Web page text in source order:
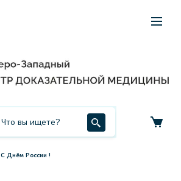
С Днём России !